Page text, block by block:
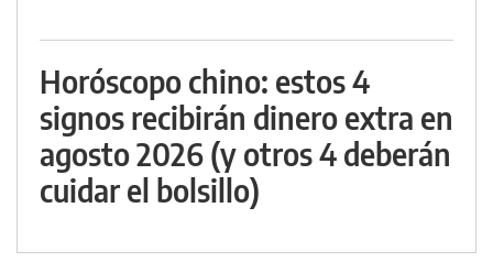
Horóscopo chino: estos 4
signos recibirán dinero extra en
agosto 2026 (y otros 4 deberán
cuidar el bolsillo)